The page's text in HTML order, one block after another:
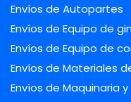
Envíos de Autopartes
Envíos de Equipo de
Envíos de Equipo de
Envíos de Materiales
Envíos de Maquinaria